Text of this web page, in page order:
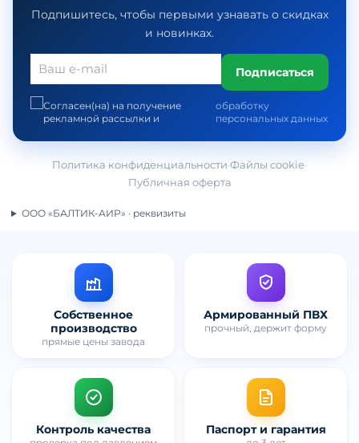
Подпишитесь, чтобы первыми узнавать о скидках
и новинках.
Подписаться
Согласен(на) на получение
рекламной рассылки и
обработку
персональных данных
Политика конфиденциальности·Файлы cookie·
Публичная оферта
ООО «БАЛТИК-АИР» · реквизиты
Собственное
производство
прямые цены завода
Армированный ПВХ
прочный, держит форму
Контроль качества Паспорт и гарантия